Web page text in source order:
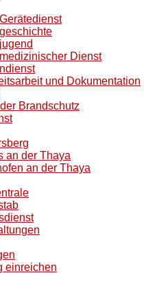
Dienst
und Dokumentation
Brandschutz
an der Thaya
an der Thaya
einreichen